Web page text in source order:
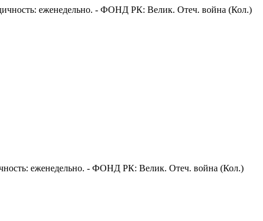
еженедельно. - ФОНД РК: Велик. Отеч. война (Кол.)
еженедельно. - ФОНД РК: Велик. Отеч. война (Кол.)